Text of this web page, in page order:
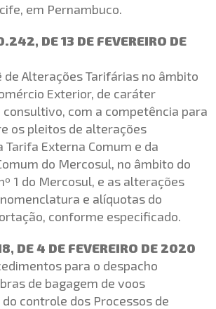
em Pernambuco.
DE 13 DE FEVEREIRO DE
de Alterações Tarifárias no âmbito
Exterior, de caráter
com a competência para
os pleitos de alterações
Externa Comum e da
do Mercosul, no âmbito do
1 do Mercosul, e as alterações
e alíquotas do
conforme especificado.
DE 4 DE FEVEREIRO DE 2020
para o despacho
de bagagem de voos
controle dos Processos de